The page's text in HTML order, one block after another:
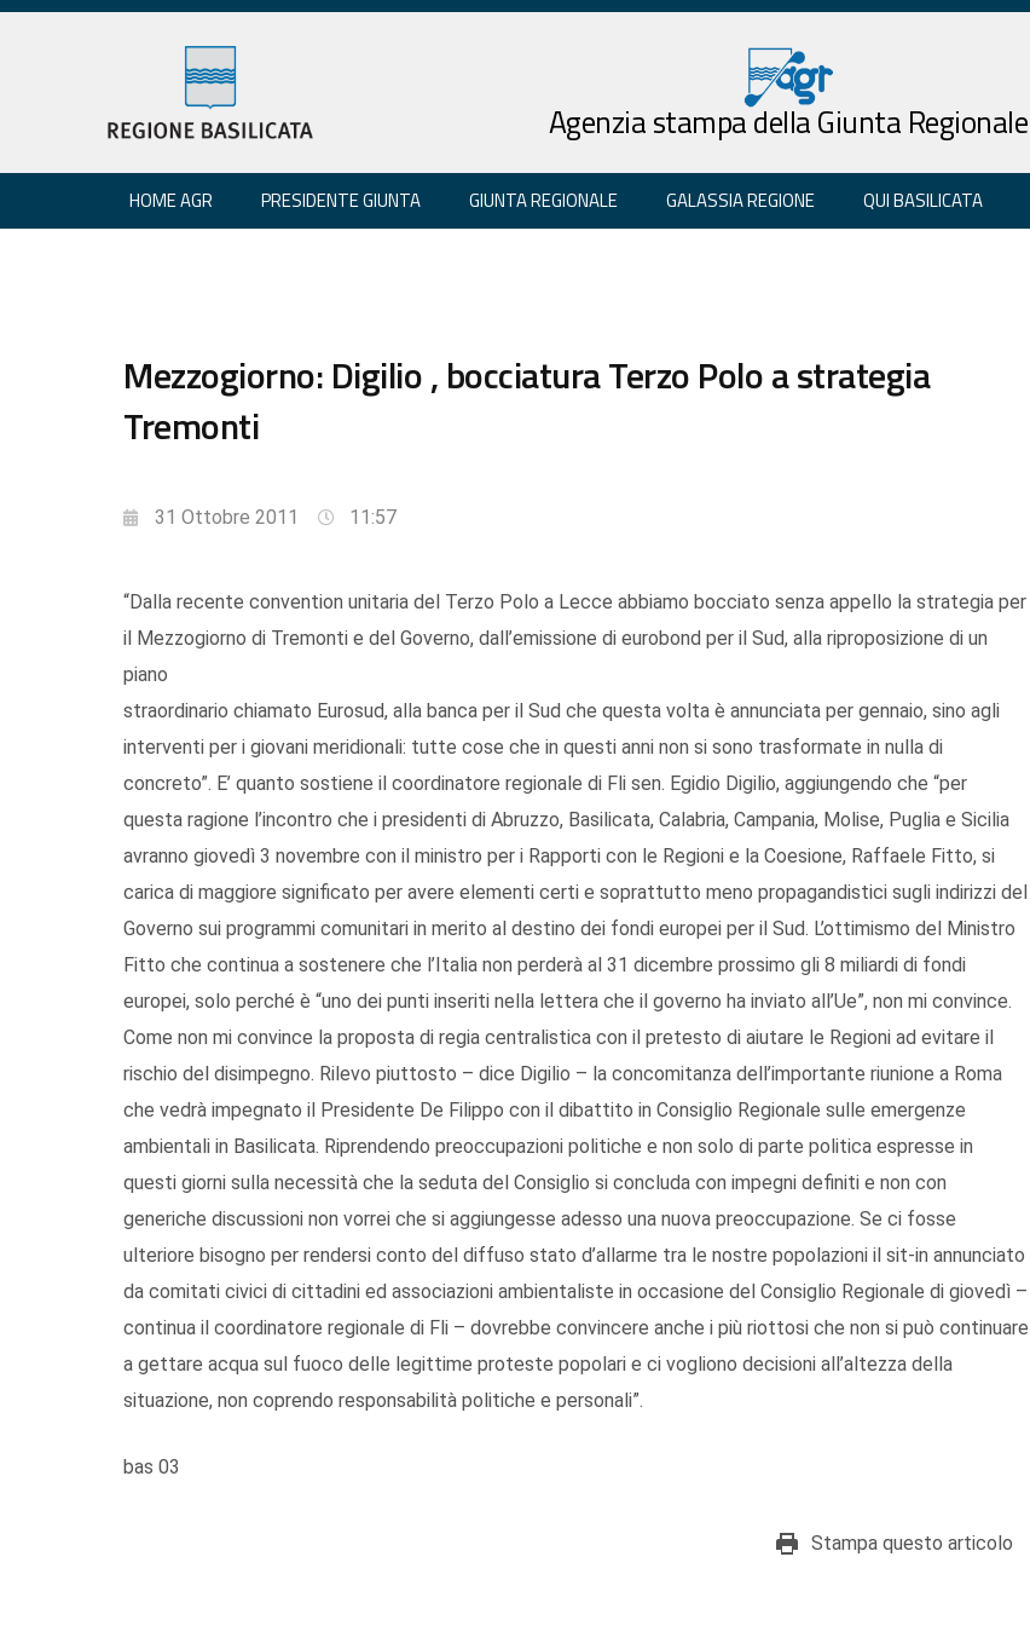
Agenzia stampa della Giunta Regionale
HOME AGR PRESIDENTE GIUNTA GIUNTA REGIONALE GALASSIA REGIONE QUI BASILICATA
Mezzogiorno: Digilio , bocciatura Terzo Polo a strategia
Tremonti
31 Ottobre 2011 11:57
“Dalla recente convention unitaria del Terzo Polo a Lecce abbiamo bocciato senza appello la strategia per
il Mezzogiorno di Tremonti e del Governo, dall’emissione di eurobond per il Sud, alla riproposizione di un
piano
straordinario chiamato Eurosud, alla banca per il Sud che questa volta è annunciata per gennaio, sino agli
interventi per i giovani meridionali: tutte cose che in questi anni non si sono trasformate in nulla di
concreto”. E’ quanto sostiene il coordinatore regionale di Fli sen. Egidio Digilio, aggiungendo che “per
questa ragione l’incontro che i presidenti di Abruzzo, Basilicata, Calabria, Campania, Molise, Puglia e Sicilia
avranno giovedì 3 novembre con il ministro per i Rapporti con le Regioni e la Coesione, Raffaele Fitto, si
carica di maggiore significato per avere elementi certi e soprattutto meno propagandistici sugli indirizzi del
Governo sui programmi comunitari in merito al destino dei fondi europei per il Sud. L’ottimismo del Ministro
Fitto che continua a sostenere che l’Italia non perderà al 31 dicembre prossimo gli 8 miliardi di fondi
europei, solo perché è “uno dei punti inseriti nella lettera che il governo ha inviato all’Ue”, non mi convince.
Come non mi convince la proposta di regia centralistica con il pretesto di aiutare le Regioni ad evitare il
rischio del disimpegno. Rilevo piuttosto – dice Digilio – la concomitanza dell’importante riunione a Roma
che vedrà impegnato il Presidente De Filippo con il dibattito in Consiglio Regionale sulle emergenze
ambientali in Basilicata. Riprendendo preoccupazioni politiche e non solo di parte politica espresse in
questi giorni sulla necessità che la seduta del Consiglio si concluda con impegni definiti e non con
generiche discussioni non vorrei che si aggiungesse adesso una nuova preoccupazione. Se ci fosse
ulteriore bisogno per rendersi conto del diffuso stato d’allarme tra le nostre popolazioni il sit-in annunciato
da comitati civici di cittadini ed associazioni ambientaliste in occasione del Consiglio Regionale di giovedì –
continua il coordinatore regionale di Fli – dovrebbe convincere anche i più riottosi che non si può continuare
a gettare acqua sul fuoco delle legittime proteste popolari e ci vogliono decisioni all’altezza della
situazione, non coprendo responsabilità politiche e personali”.
bas 03
Stampa questo articolo